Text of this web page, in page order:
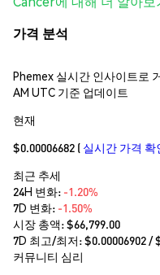
가격 분석
Phemex 실시간 인사이트로
AM UTC 기준 업데이트
현재
$0.00006682 ( 실시간 가격 확
최근 추세
24H 변화: -1.20%
7D 변화: -1.50%
시장 총액:$66,799.00
7D 최고/최저: $0.00006902/
커뮤니티 심리